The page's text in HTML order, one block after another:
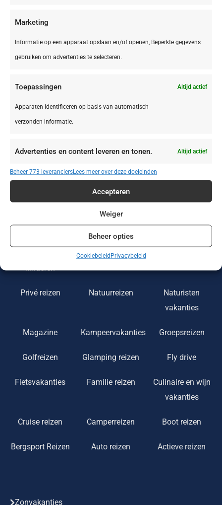
Marketing
Informatie op een apparaat opslaan en/of openen, Beperkte gegevens
gebruiken om advertenties te selecteren.
Toepassingen Altijd actief
Apparaten identificeren op basis van automatisch
verzonden informatie.
Advertenties en content leveren en tonen. Altijd actief
Beheer 773 leveranciersLees meer over deze doeleinden
Accepteren
Weiger
Beheer opties
CookiebeleidPrivacybeleid
Zonvakanties
Vakantiehuizen
Stedentrips
kinderen
Safari
Privé reizen Natuurreizen
Naturisten
vakanties
Magazine Kampeervakanties Groepsreizen
Golfreizen Glamping reizen Fly drive
Fietsvakanties Familie reizen
Culinaire en wijn
vakanties
Cruise reizen Camperreizen Boot reizen
Bergsport Reizen Auto reizen Actieve reizen
Zonvakanties